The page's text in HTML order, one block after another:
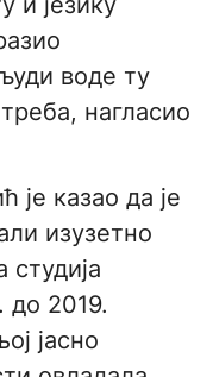
воде ту
нагласио
казао да је
изузетно
до 2019.
јасно